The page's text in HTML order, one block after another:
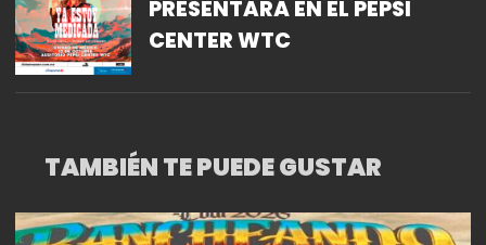
PRESENTARÁ EN EL PEPSI
CENTER WTC
TAMBIÉN TE PUEDE GUSTAR